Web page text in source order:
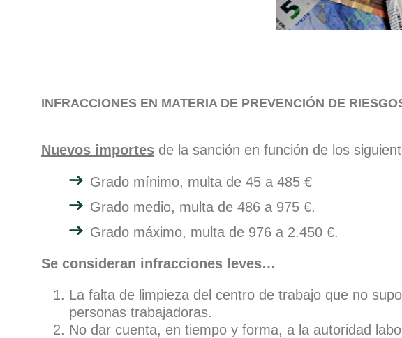
INFRACCIONES EN MATERIA DE PREVENCIÓN DE
Nuevos importes de la sanción en función de los
Grado mínimo, multa de 45 a 485 €
Grado medio, multa de 486 a 975 €.
Grado máximo, multa de 976 a 2.450 €.
Se consideran infracciones leves…
La falta de limpieza del centro de trabajo que no
personas trabajadoras.
No dar cuenta, en tiempo y forma, a la autoridad